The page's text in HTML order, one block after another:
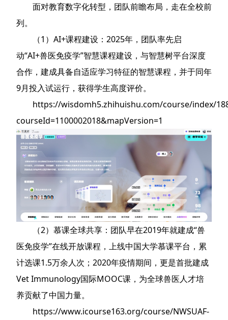
面对教育数字化转型，团队前瞻布局，走在全校前
列。
（1）AI+课程建设：2025年，团队率先启
动“AI+兽医免疫学”智慧课程建设，与智慧树平台深度
合作，建成具备自适应学习特征的智慧课程，并于同年
9月投入试运行，获得学生高度评价。
https://wisdomh5.zhihuishu.com/course/index/
courseId=1100002018&mapVersion=1
（2）慕课全球共享：团队早在2019年就建成“兽
医免疫学”在线开放课程，上线中国大学慕课平台，累
计选课1.5万余人次；2020年疫情期间，更是首批建成
Vet Immunology国际MOOC课，为全球兽医人才培
养贡献了中国力量。
https://www.icourse163.org/course/NWSUAF-